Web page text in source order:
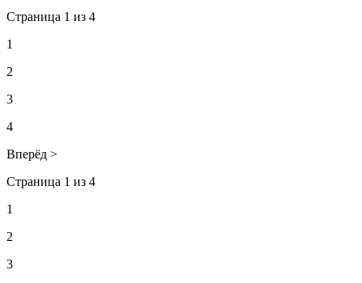
Страница 1 из 4
1
2
3
4
Вперёд >
Страница 1 из 4
1
2
3